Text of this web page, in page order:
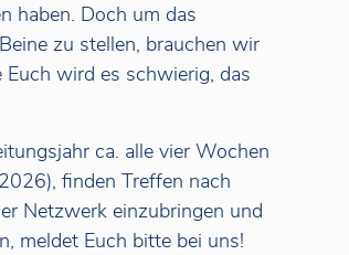
haben. Doch um das
zu stellen, brauchen wir
wird es schwierig, das
ca. alle vier Wochen
finden Treffen nach
Netzwerk einzubringen und
meldet Euch bitte bei uns!